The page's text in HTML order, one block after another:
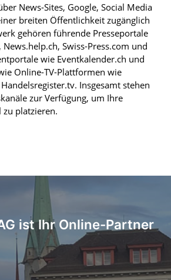
News-Sites, Google, Social Media
breiten Öffentlichkeit zugänglich
gehören führende Presseportale
Swiss-Press.com und
wie Eventkalender.ch und
Online-TV-Plattformen wie
Insgesamt stehen
zur Verfügung, um Ihre
platzieren.
ist Ihr Online-Partner